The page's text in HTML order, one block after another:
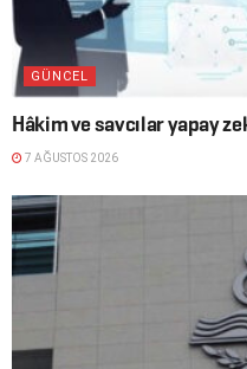
GÜNCEL
Hâkim ve savcılar yapay
7 AĞUSTOS 2026